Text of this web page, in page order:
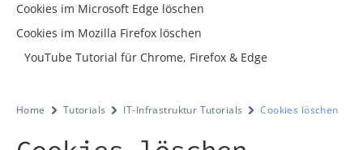
Cookies im Microsoft Edge löschen
Cookies im Mozilla Firefox löschen
YouTube Tutorial für Chrome, Firefox & Edge
Home Tutorials IT-Infrastruktur Tutorials Cookies löschen